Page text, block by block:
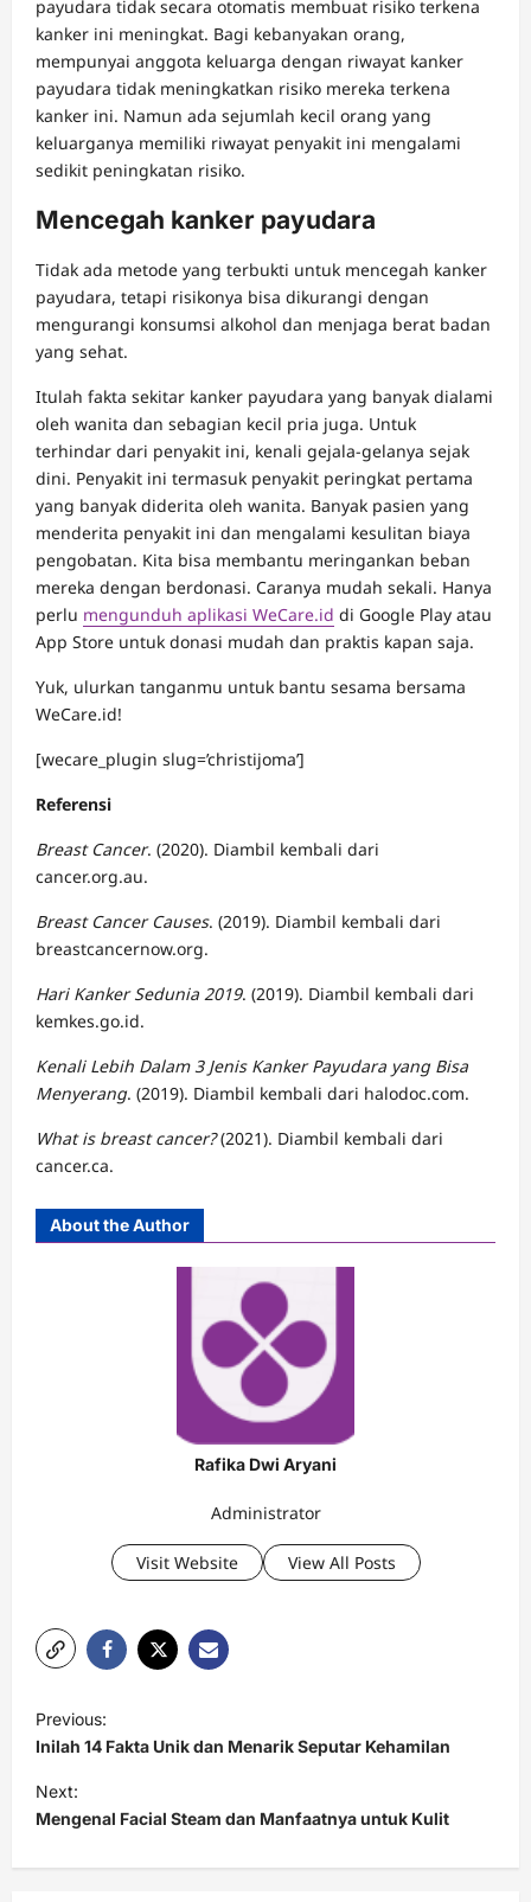
payudara tidak secara otomatis membuat risiko terkena
kanker ini meningkat. Bagi kebanyakan orang,
mempunyai anggota keluarga dengan riwayat kanker
payudara tidak meningkatkan risiko mereka terkena
kanker ini. Namun ada sejumlah kecil orang yang
keluarganya memiliki riwayat penyakit ini mengalami
sedikit peningkatan risiko.
Mencegah kanker payudara
Tidak ada metode yang terbukti untuk mencegah kanker
payudara, tetapi risikonya bisa dikurangi dengan
mengurangi konsumsi alkohol dan menjaga berat badan
yang sehat.
Itulah fakta sekitar kanker payudara yang banyak dialami
oleh wanita dan sebagian kecil pria juga. Untuk
terhindar dari penyakit ini, kenali gejala-gelanya sejak
dini. Penyakit ini termasuk penyakit peringkat pertama
yang banyak diderita oleh wanita. Banyak pasien yang
menderita penyakit ini dan mengalami kesulitan biaya
pengobatan. Kita bisa membantu meringankan beban
mereka dengan berdonasi. Caranya mudah sekali. Hanya
perlu mengunduh aplikasi WeCare.id di Google Play atau
App Store untuk donasi mudah dan praktis kapan saja.
Yuk, ulurkan tanganmu untuk bantu sesama bersama
WeCare.id!
[wecare_plugin slug=’christijoma’]
Referensi
Breast Cancer. (2020). Diambil kembali dari
cancer.org.au.
Breast Cancer Causes. (2019). Diambil kembali dari
breastcancernow.org.
Hari Kanker Sedunia 2019. (2019). Diambil kembali dari
kemkes.go.id.
Kenali Lebih Dalam 3 Jenis Kanker Payudara yang Bisa
Menyerang. (2019). Diambil kembali dari halodoc.com.
What is breast cancer?(2021). Diambil kembali dari
cancer.ca.
About the Author
Rafika Dwi Aryani
Administrator
Visit Website View All Posts
o
s
t
Previous:
Inilah 14 Fakta Unik dan Menarik Seputar Kehamilan
Next:
Mengenal Facial Steam dan Manfaatnya untuk Kulit